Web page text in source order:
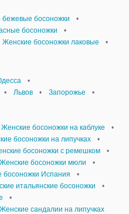
бежевые босоножки
•
босоножки
•
Женские босоножки лаковые
•
•
• Львов • Запорожье
•
Женские босоножки на каблуке
•
босоножки на липучках
•
босоножки с ремешком
•
Женские босоножки мюли
•
босоножки Испания
•
итальянские босоножки
•
•
Женские сандалии на липучках